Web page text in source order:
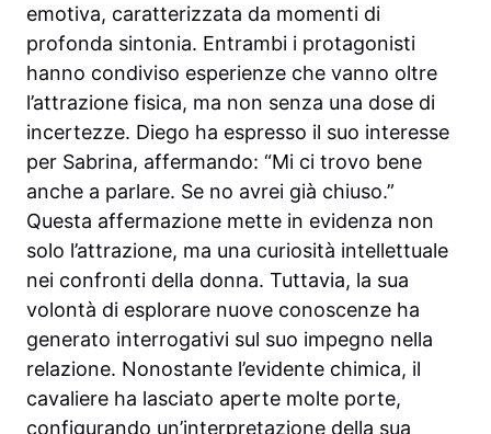
emotiva, caratterizzata da momenti di
profonda sintonia. Entrambi i protagonisti
hanno condiviso esperienze che vanno oltre
l’attrazione fisica, ma non senza una dose di
incertezze. Diego ha espresso il suo interesse
per Sabrina, affermando: “Mi ci trovo bene
anche a parlare. Se no avrei già chiuso.”
Questa affermazione mette in evidenza non
solo l’attrazione, ma una curiosità intellettuale
nei confronti della donna. Tuttavia, la sua
volontà di esplorare nuove conoscenze ha
generato interrogativi sul suo impegno nella
relazione. Nonostante l’evidente chimica, il
cavaliere ha lasciato aperte molte porte,
configurando un’interpretazione della sua